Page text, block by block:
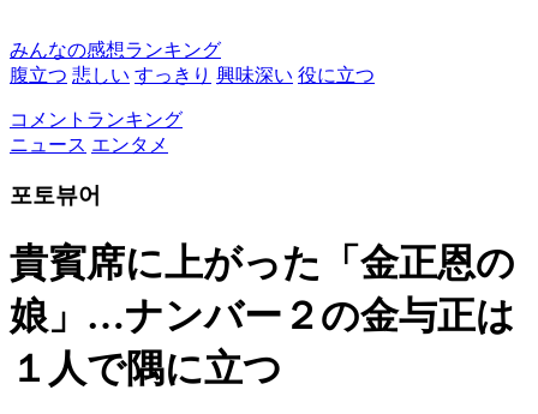
みんなの感想ランキング
腹立つ 悲しい すっきり 興味深い 役に立つ
コメントランキング
ニュース エンタメ
포토뷰어
貴賓席に上がった「金正恩の
娘」…ナンバー２の金与正は
１人で隅に立つ